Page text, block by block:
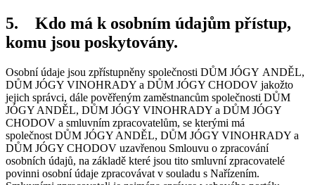
5. Kdo má k osobním údajům přístup,
komu jsou poskytovány.
Osobní údaje jsou zpřístupněny společnosti DŮM JÓGY ANDĚL,
DŮM JÓGY VINOHRADY a DŮM JÓGY CHODOV jakožto
jejich správci, dále pověřeným zaměstnancům společnosti DŮM
JÓGY ANDĚL, DŮM JÓGY VINOHRADY a DŮM JÓGY
CHODOV a smluvním zpracovatelům, se kterými má
společnost DŮM JÓGY ANDĚL, DŮM JÓGY VINOHRADY a
DŮM JÓGY CHODOV uzavřenou Smlouvu o zpracování
osobních údajů, na základě které jsou tito smluvní zpracovatelé
povinni osobní údaje zpracovávat v souladu s Nařízením.